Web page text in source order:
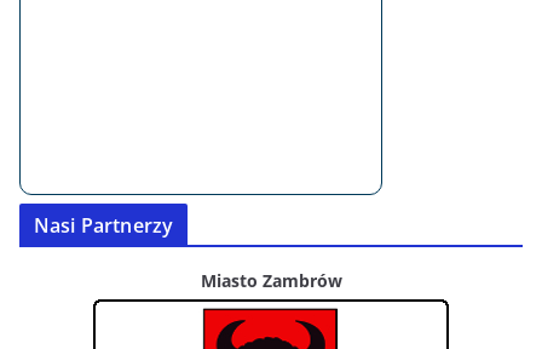
Nasi Partnerzy
Miasto Zambrów